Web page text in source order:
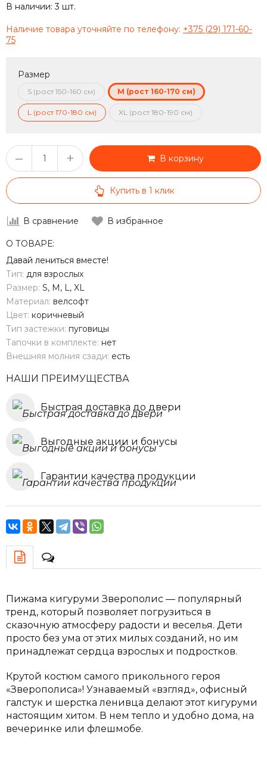
В наличии:3 шт.
Наличие товара уточняйте по телефону: +375 (29) 171-60-
75
Размер
S (рост 150-160 см) M (рост 160-170 см)
L (рост 170-180 см) XL (рост 180-190 см)
– + В корзину
Купить в 1 клик
В сравнение В избранное
О ТОВАРЕ:
Давай лениться вместе!
Тип: для взрослых
Размер: S, M, L, XL
Материал: велсофт
Цвет: коричневый
Тип застежки: пуговицы
Тапочки в комплекте: нет
Внешняя молния сзади: есть
НАШИ ПРЕИМУЩЕСТВА
Быстрая доставка до двери
Выгодные акции и бонусы
Гарантии качества продукции
Пижама кигуруми Зверополис — популярный
тренд, который позволяет погрузиться в
сказочную атмосферу радости и веселья. Дети
просто без ума от этих милых созданий, но им
принадлежат сердца взрослых и подростков.
Крутой костюм самого прикольного героя
«Зверополиса»! Узнаваемый «взгляд», офисный
галстук и шерстка ленивца делают этот кигуруми
настоящим хитом. В нем тепло и удобно дома, на
вечеринке или флешмобе.